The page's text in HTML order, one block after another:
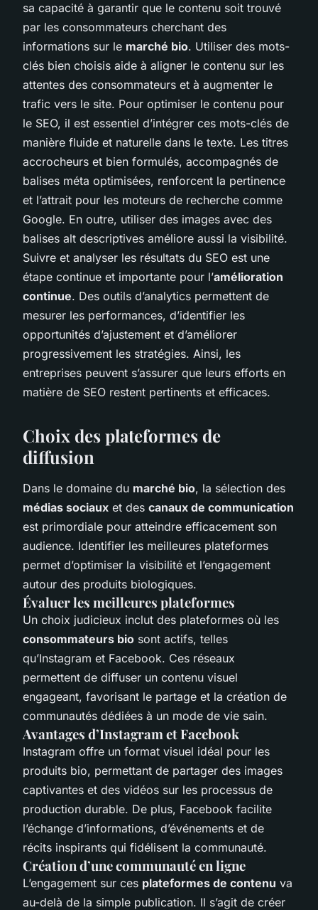
sa capacité à garantir que le contenu soit trouvé
par les consommateurs cherchant des
informations sur le marché bio. Utiliser des mots-
clés bien choisis aide à aligner le contenu sur les
attentes des consommateurs et à augmenter le
trafic vers le site. Pour optimiser le contenu pour
le SEO, il est essentiel d’intégrer ces mots-clés de
manière fluide et naturelle dans le texte. Les titres
accrocheurs et bien formulés, accompagnés de
balises méta optimisées, renforcent la pertinence
et l’attrait pour les moteurs de recherche comme
Google. En outre, utiliser des images avec des
balises alt descriptives améliore aussi la visibilité.
Suivre et analyser les résultats du SEO est une
étape continue et importante pour l’amélioration
continue. Des outils d’analytics permettent de
mesurer les performances, d’identifier les
opportunités d’ajustement et d’améliorer
progressivement les stratégies. Ainsi, les
entreprises peuvent s’assurer que leurs efforts en
matière de SEO restent pertinents et efficaces.
Choix des plateformes de
diffusion
Dans le domaine du marché bio, la sélection des
médias sociaux et des canaux de communication
est primordiale pour atteindre efficacement son
audience. Identifier les meilleures plateformes
permet d’optimiser la visibilité et l’engagement
autour des produits biologiques.
Évaluer les meilleures plateformes
Un choix judicieux inclut des plateformes où les
consommateurs bio sont actifs, telles
qu’Instagram et Facebook. Ces réseaux
permettent de diffuser un contenu visuel
engageant, favorisant le partage et la création de
communautés dédiées à un mode de vie sain.
Avantages d’Instagram et Facebook
Instagram offre un format visuel idéal pour les
produits bio, permettant de partager des images
captivantes et des vidéos sur les processus de
production durable. De plus, Facebook facilite
l’échange d’informations, d’événements et de
récits inspirants qui fidélisent la communauté.
Création d’une communauté en ligne
L’engagement sur ces plateformes de contenu va
au-delà de la simple publication. Il s’agit de créer